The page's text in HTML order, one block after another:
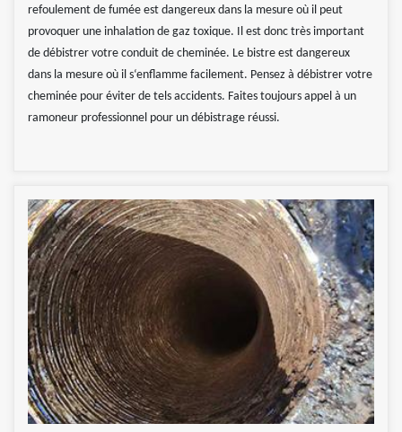
refoulement de fumée est dangereux dans la mesure où il peut
provoquer une inhalation de gaz toxique. Il est donc très important
de débistrer votre conduit de cheminée. Le bistre est dangereux
dans la mesure où il s‘enflamme facilement. Pensez à débistrer votre
cheminée pour éviter de tels accidents. Faites toujours appel à un
ramoneur professionnel pour un débistrage réussi.